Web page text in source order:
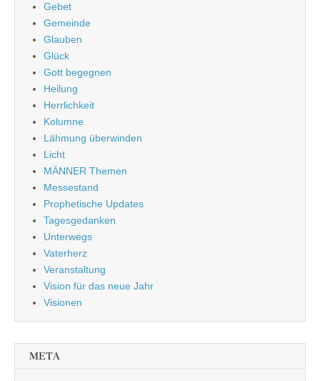
Gebet
Gemeinde
Glauben
Glück
Gott begegnen
Heilung
Herrlichkeit
Kolumne
Lähmung überwinden
Licht
MÄNNER Themen
Messestand
Prophetische Updates
Tagesgedanken
Unterwegs
Vaterherz
Veranstaltung
Vision für das neue Jahr
Visionen
META